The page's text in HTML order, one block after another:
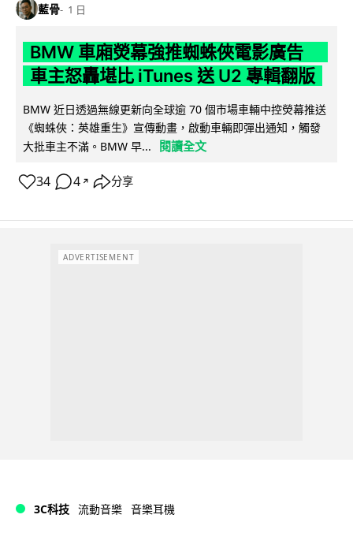
藍骨 1 日
BMW 車廂熒幕強推蜘蛛俠電影廣告
車主怒轟堪比 iTunes 送 U2 專輯翻版
BMW 近日透過無線更新向全球逾 70 個市場車輛中控熒幕推送
《蜘蛛俠：英雄重生》宣傳動畫，啟動車輛即彈出通知，觸發
大批車主不滿。BMW 早...
閱讀全文
34 4 ↗ 分享
ADVERTISEMENT
3C科技 流動音樂 音樂耳機